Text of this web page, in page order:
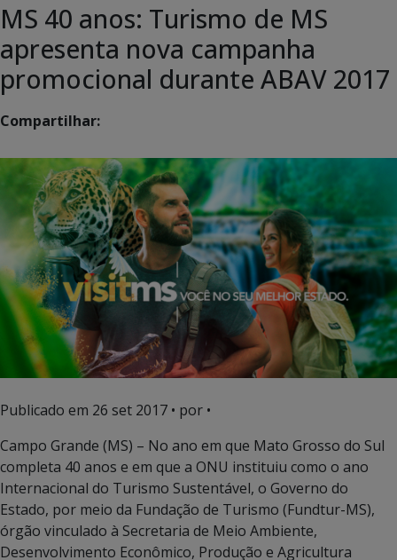
MS 40 anos: Turismo de MS
apresenta nova campanha
promocional durante ABAV 2017
Compartilhar:
Publicado em 26 set 2017 • por •
Campo Grande (MS) – No ano em que Mato Grosso do Sul
completa 40 anos e em que a ONU instituiu como o ano
Internacional do Turismo Sustentável, o Governo do
Estado, por meio da Fundação de Turismo (Fundtur-MS),
órgão vinculado à Secretaria de Meio Ambiente,
Desenvolvimento Econômico, Produção e Agricultura